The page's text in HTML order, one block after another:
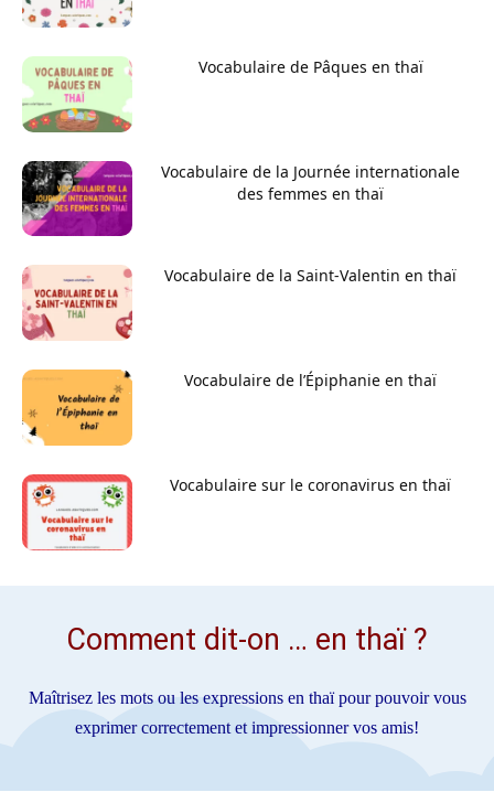
Vocabulaire de Pâques en thaï
Vocabulaire de la Journée internationale
des femmes en thaï
Vocabulaire de la Saint-Valentin en thaï
Vocabulaire de l’Épiphanie en thaï
Vocabulaire sur le coronavirus en thaï
Comment dit-on … en thaï ?
Maîtrisez les mots ou les expressions en thaï pour pouvoir vous
exprimer correctement et impressionner vos amis!